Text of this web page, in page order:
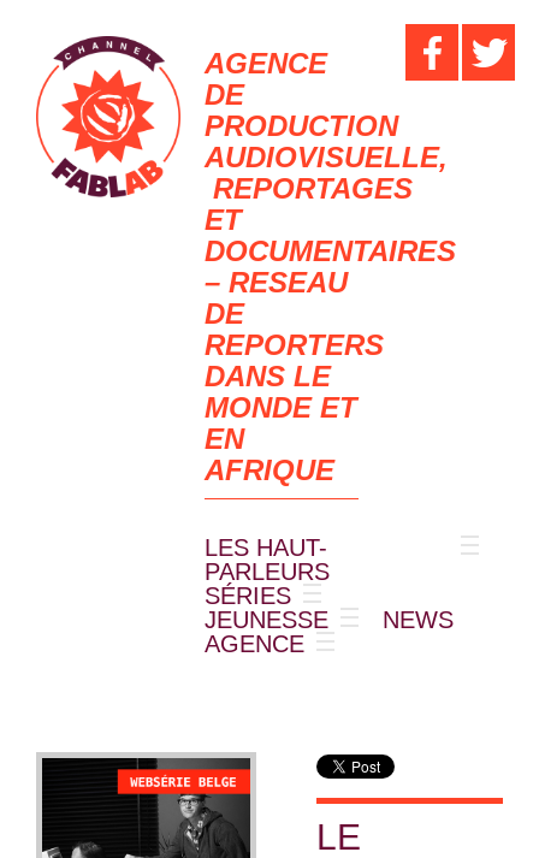
AGENCE
DE
PRODUCTION
AUDIOVISUELLE,
REPORTAGES
ET
DOCUMENTAIRES
– RESEAU
DE
REPORTERS
DANS LE
MONDE ET
EN
AFRIQUE
LES HAUT-
PARLEURS
SÉRIES
JEUNESSE
NEWS
AGENCE
LE